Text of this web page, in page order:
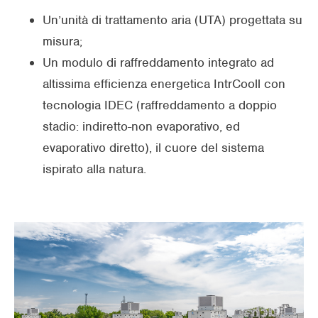
Un’unità di trattamento aria (UTA) progettata su
misura;
Un modulo di raffreddamento integrato ad
altissima efficienza energetica IntrCooll con
tecnologia IDEC (raffreddamento a doppio
stadio: indiretto-non evaporativo, ed
evaporativo diretto), il cuore del sistema
ispirato alla natura.